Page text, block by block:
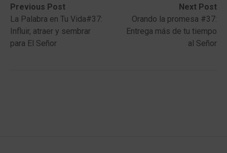
Post
navigation
Previous Post
Previous
post:La Palabra en Tu Vida#37:
Influir, atraer y sembrar
para El Señor
Next Post
Next
post:
Orando la promesa #37:
Entrega más de tu tiempo
al Señor